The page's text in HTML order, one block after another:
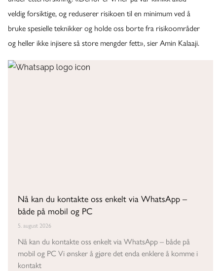
veldig forsiktige, og reduserer risikoen til en minimum ved å
bruke spesielle teknikker og holde oss borte fra risikoområder
og heller ikke injisere så store mengder fett», sier Amin Kalaaji.
Nå kan du kontakte oss enkelt via WhatsApp –
både på mobil og PC
5. august 2026
Nå kan du kontakte oss enkelt via WhatsApp – både på
mobil og PC Vi ønsker å gjøre det enda enklere å komme i
kontakt